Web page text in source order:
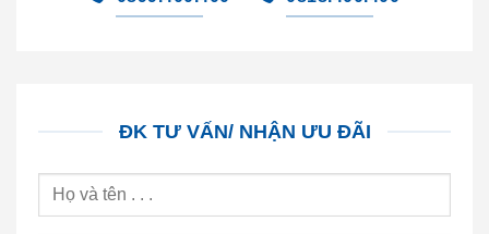
ĐK TƯ VẤN/ NHẬN ƯU ĐÃI